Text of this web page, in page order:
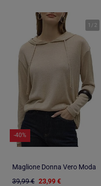
1 / 2
-40%
Maglione Donna Vero Moda
39,99 € 23,99 €